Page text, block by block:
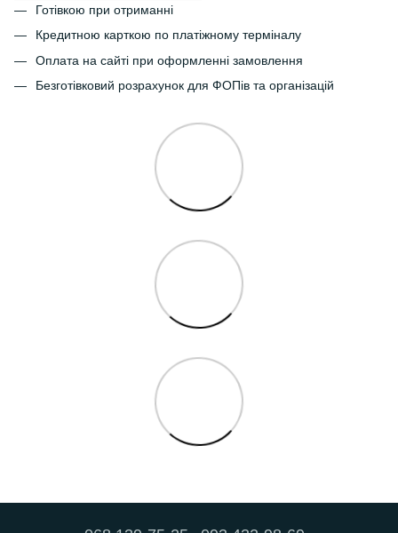
Готівкою при отриманні
Кредитною карткою по платіжному терміналу
Оплата на сайті при оформленні замовлення
Безготівковий розрахунок для ФОПів та організацій